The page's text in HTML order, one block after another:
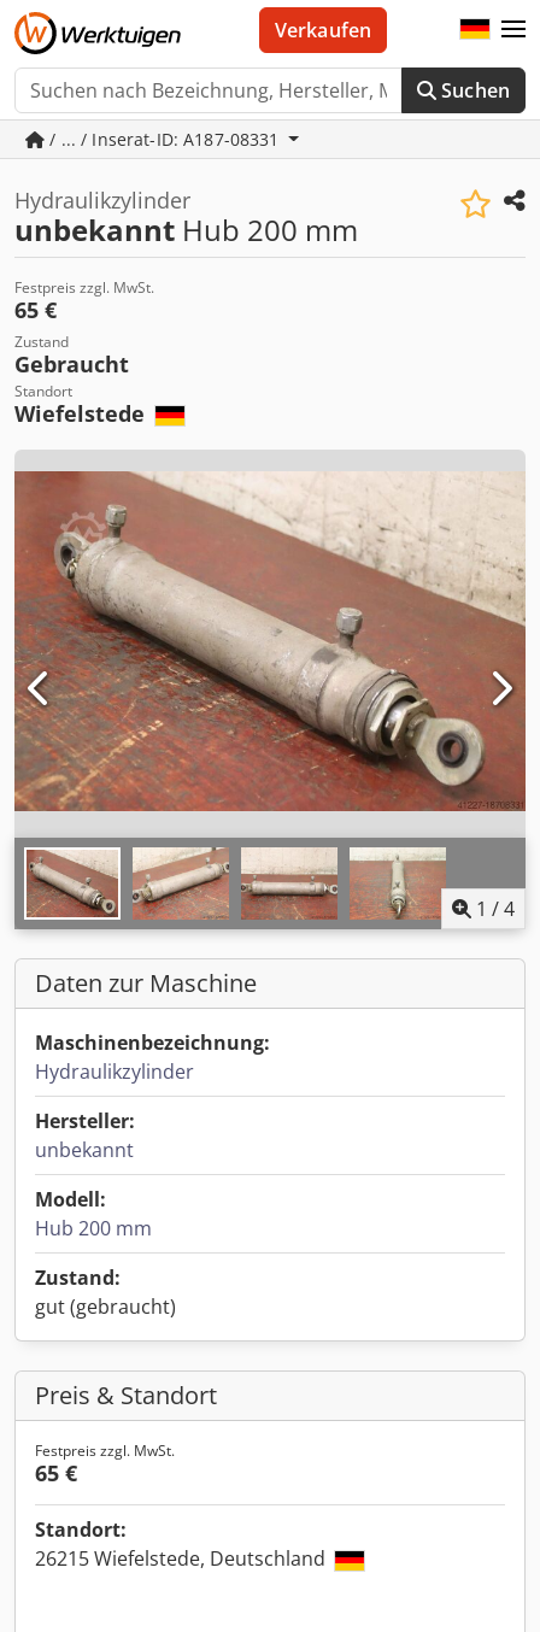
Suchen
Verkaufen
/ ... / Inserat-ID: A187-08331
Hydraulikzylinder
unbekannt Hub 200 mm
Festpreis zzgl. MwSt.
65 €
Zustand
Gebraucht
Standort
Wiefelstede
1 /4
Daten zur Maschine
Maschinenbezeichnung:
Hydraulikzylinder
Hersteller:
unbekannt
Modell:
Hub 200 mm
Zustand:
gut (gebraucht)
Preis & Standort
Festpreis zzgl. MwSt.
65 €
Standort:
26215 Wiefelstede, Deutschland